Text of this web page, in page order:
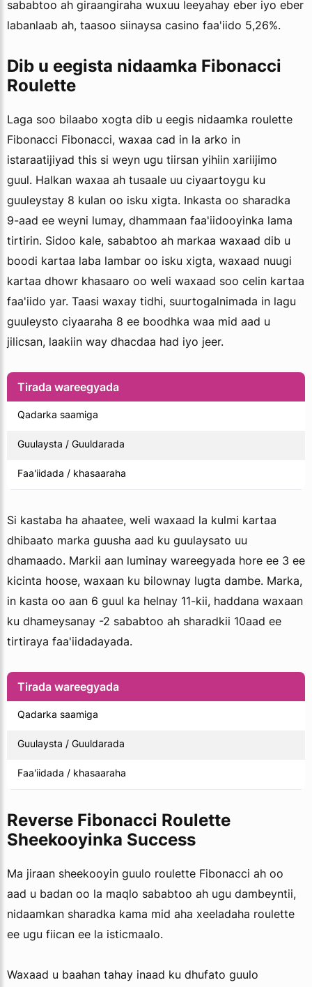
sababtoo ah giraangiraha wuxuu leeyahay eber iyo eber
labanlaab ah, taasoo siinaysa casino faa'iido 5,26%.
Dib u eegista nidaamka Fibonacci
Roulette
Laga soo bilaabo xogta dib u eegis nidaamka roulette
Fibonacci Fibonacci, waxaa cad in la arko in
istaraatijiyad this si weyn ugu tiirsan yihiin xariijimo
guul. Halkan waxaa ah tusaale uu ciyaartoygu ku
guuleystay 8 kulan oo isku xigta. Inkasta oo sharadka
9-aad ee weyni lumay, dhammaan faa'iidooyinka lama
tirtirin. Sidoo kale, sababtoo ah markaa waxaad dib u
boodi kartaa laba lambar oo isku xigta, waxaad nuugi
kartaa dhowr khasaaro oo weli waxaad soo celin kartaa
faa'iido yar. Taasi waxay tidhi, suurtogalnimada in lagu
guuleysto ciyaaraha 8 ee boodhka waa mid aad u
jilicsan, laakiin way dhacdaa had iyo jeer.
Tirada wareegyada
Qadarka saamiga
Guulaysta / Guuldarada
Faa'iidada / khasaaraha
Si kastaba ha ahaatee, weli waxaad la kulmi kartaa
dhibaato marka guusha aad ku guulaysato uu
dhamaado. Markii aan luminay wareegyada hore ee 3 ee
kicinta hoose, waxaan ku bilownay lugta dambe. Marka,
in kasta oo aan 6 guul ka helnay 11-kii, haddana waxaan
ku dhameysanay -2 sababtoo ah sharadkii 10aad ee
tirtiraya faa'iidadayada.
Tirada wareegyada
Qadarka saamiga
Guulaysta / Guuldarada
Faa'iidada / khasaaraha
Reverse Fibonacci Roulette
Sheekooyinka Success
Ma jiraan sheekooyin guulo roulette Fibonacci ah oo
aad u badan oo la maqlo sababtoo ah ugu dambeyntii,
nidaamkan sharadka kama mid aha xeeladaha roulette
ee ugu fiican ee la isticmaalo.
Waxaad u baahan tahay inaad ku dhufato guulo